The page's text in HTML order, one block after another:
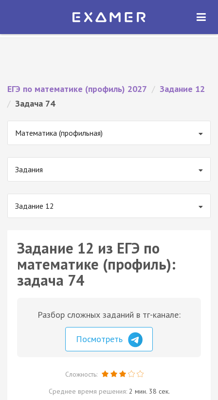
Экзамер — ЕГЭ 2027
ОТКРЫТЬ
ЕГЭ по математике (профиль) 2027 / Задание 12
/ Задача 74
Математика (профильная)
Задания
Задание 12
Задание 12 из ЕГЭ по
математике (профиль):
задача 74
Разбор сложных заданий в тг-канале:
Посмотреть
Сложность:
Среднее время решения: 2 мин. 38 сек.